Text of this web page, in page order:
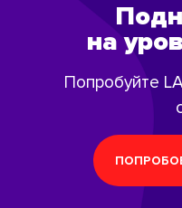
на
Попробуйте